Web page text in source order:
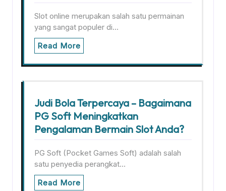
Slot online merupakan salah satu permainan
yang sangat populer di…
Read More
Judi Bola Terpercaya – Bagaimana
PG Soft Meningkatkan
Pengalaman Bermain Slot Anda?
PG Soft (Pocket Games Soft) adalah salah
satu penyedia perangkat…
Read More